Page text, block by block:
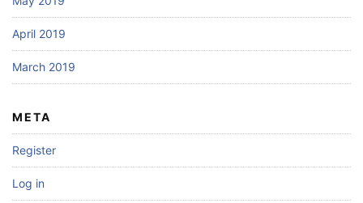
April 2019
March 2019
META
Register
Log in